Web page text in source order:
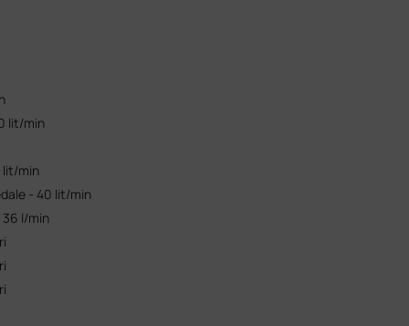
lit/min
lit/min
- 40 lit/min
36 l/min